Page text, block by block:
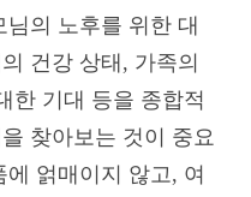
의 노후를 위한 대
건강 상태, 가족의
한 기대 등을 종합적
찾아보는 것이 중요
얽매이지 않고, 여